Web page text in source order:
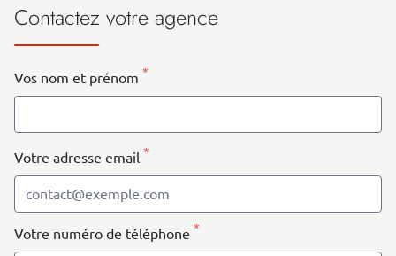
Contactez votre agence
Vos nom et prénom *
Votre adresse email *
Votre numéro de téléphone *